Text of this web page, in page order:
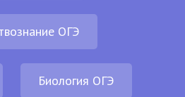
ОГЭ
Биология ОГЭ